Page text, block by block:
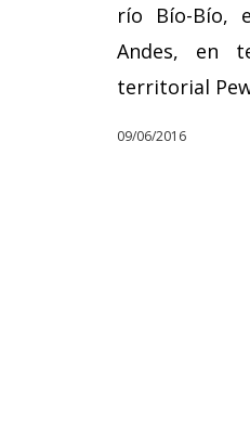
río Bío-Bío,
Andes, en
territorial
09/06/2016